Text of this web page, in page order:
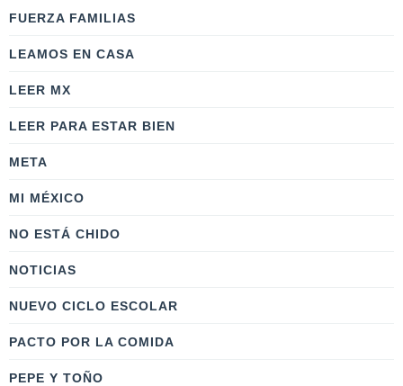
FUERZA FAMILIAS
LEAMOS EN CASA
LEER MX
LEER PARA ESTAR BIEN
META
MI MÉXICO
NO ESTÁ CHIDO
NOTICIAS
NUEVO CICLO ESCOLAR
PACTO POR LA COMIDA
PEPE Y TOÑO